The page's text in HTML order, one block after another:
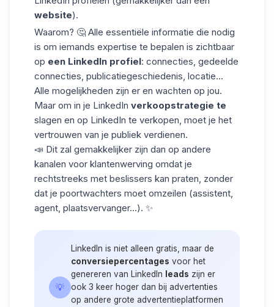
website).
Waarom? 🤔 Alle essentiële informatie die nodig
is om iemands expertise te bepalen is zichtbaar
op een LinkedIn profiel: connecties, gedeelde
connecties, publicatiegeschiedenis, locatie...
Alle mogelijkheden zijn er en wachten op jou.
Maar om in je LinkedIn verkoopstrategie te
slagen en op LinkedIn te verkopen, moet je het
vertrouwen van je publiek verdienen.
📣 Dit zal gemakkelijker zijn dan op andere
kanalen voor klantenwerving omdat je
rechtstreeks met beslissers kan praten, zonder
dat je poortwachters moet omzeilen (assistent,
agent, plaatsvervanger...). ✨
💡
LinkedIn is niet alleen gratis, maar de
conversiepercentages voor het
genereren van LinkedIn
leads zijn er
ook 3 keer hoger dan bij advertenties
op andere grote advertentieplatformen